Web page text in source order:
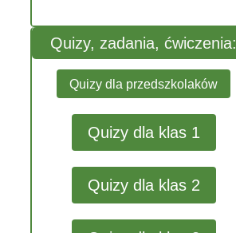
Quizy, zadania, ćwiczenia:
Quizy dla przedszkolaków
Quizy dla klas 1
Quizy dla klas 2